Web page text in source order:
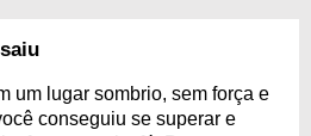
um lugar sombrio, sem força e
conseguiu se superar e